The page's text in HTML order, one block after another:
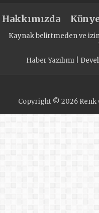
Hakkımızda
Kaynak belirtmeden ve
Haber Yazılımı|
Copyright © 2026 Renk